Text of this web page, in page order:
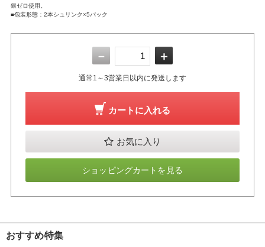
銀ゼロ使用。
■包装形態：2本シュリンク×5パック
－ ＋
通常1～3営業日以内に発送します
カートに入れる
お気に入り
ショッピングカートを見る
おすすめ特集